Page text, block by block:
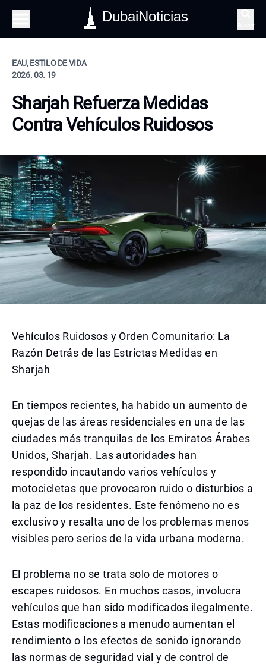
DubaiNoticias
EAU, ESTILO DE VIDA
2026. 03. 19
Sharjah Refuerza Medidas
Contra Vehículos Ruidosos
Vehículos Ruidosos y Orden Comunitario: La
Razón Detrás de las Estrictas Medidas en
Sharjah
En tiempos recientes, ha habido un aumento de
quejas de las áreas residenciales en una de las
ciudades más tranquilas de los Emiratos Árabes
Unidos, Sharjah. Las autoridades han
respondido incautando varios vehículos y
motocicletas que provocaron ruido o disturbios a
la paz de los residentes. Este fenómeno no es
exclusivo y resalta uno de los problemas menos
visibles pero serios de la vida urbana moderna.
El problema no se trata solo de motores o
escapes ruidosos. En muchos casos, involucra
vehículos que han sido modificados ilegalmente.
Estas modificaciones a menudo aumentan el
rendimiento o los efectos de sonido ignorando
las normas de seguridad vial y de control de